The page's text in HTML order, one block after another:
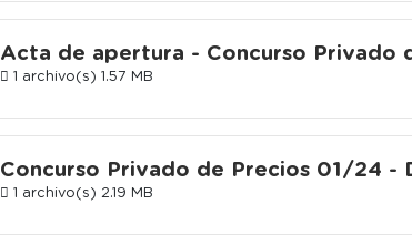
Acta de apertura - Concurso Privado
1 archivo(s) 1.57 MB
Concurso Privado de Precios 01/24 -
1 archivo(s) 2.19 MB